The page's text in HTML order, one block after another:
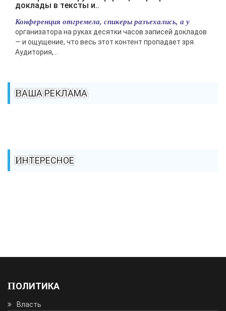
доклады в тексты и..
Конференция отгремела, спикеры разъехались, а у
организатора на руках десятки часов записей докладов
— и ощущение, что весь этот контент пропадает зря.
Аудитория,...
ВАША РЕКЛАМА
ИНТЕРЕСНОЕ
ПОЛИТИКА
Власть